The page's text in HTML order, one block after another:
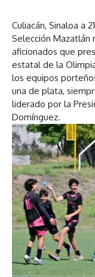
Culiacán, Sinaloa a
Selección Mazatlán
aficionados que
estatal de la
los equipos
una de plata,
liderado por la
Domínguez.